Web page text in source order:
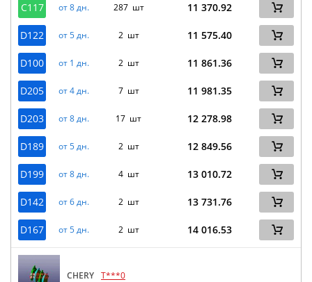
C117 от 8 дн. 287 шт 11 370.92
D122 от 5 дн. 2 шт 11 575.40
D100 от 1 дн. 2 шт 11 861.36
D205 от 4 дн. 7 шт 11 981.35
D203 от 8 дн. 17 шт 12 278.98
D189 от 5 дн. 2 шт 12 849.56
D199 от 8 дн. 4 шт 13 010.72
D142 от 6 дн. 2 шт 13 731.76
D167 от 5 дн. 2 шт 14 016.53
CHERY T***0